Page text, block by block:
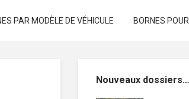
PAR MODÈLE DE VÉHICULE BORNES
Nouveaux dossiers…